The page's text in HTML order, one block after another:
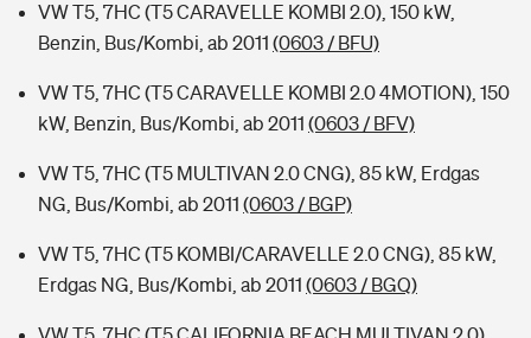
VW T5, 7HC (T5 CARAVELLE KOMBI 2.0), 150 kW,
Benzin, Bus/Kombi, ab 2011 (0603 / BFU)
VW T5, 7HC (T5 CARAVELLE KOMBI 2.0 4MOTION), 150
kW, Benzin, Bus/Kombi, ab 2011 (0603 / BFV)
VW T5, 7HC (T5 MULTIVAN 2.0 CNG), 85 kW, Erdgas
NG, Bus/Kombi, ab 2011 (0603 / BGP)
VW T5, 7HC (T5 KOMBI/CARAVELLE 2.0 CNG), 85 kW,
Erdgas NG, Bus/Kombi, ab 2011 (0603 / BGQ)